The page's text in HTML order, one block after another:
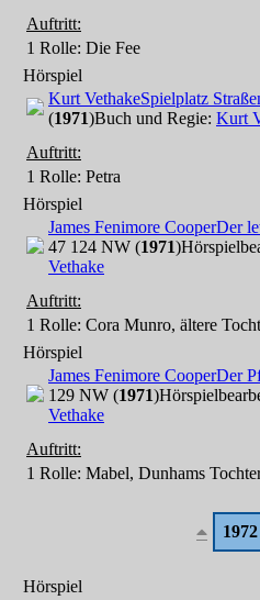
Auftritt:
1 Rolle: Die Fee
Hörspiel
Kurt VethakeSpielplatz Straße
(1971)Buch und Regie: Kurt
Auftritt:
1 Rolle: Petra
Hörspiel
James Fenimore CooperDer
47 124 NW (1971)
Vethake
Auftritt:
1 Rolle: Cora Munro, ältere
Hörspiel
James Fenimore CooperDer
129 NW (1971)
Vethake
Auftritt:
1 Rolle: Mabel, Dunhams
1972
Hörspiel